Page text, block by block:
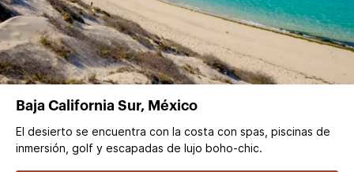
Baja California Sur, México
El desierto se encuentra con la costa con spas, piscinas de
inmersión, golf y escapadas de lujo boho-chic.